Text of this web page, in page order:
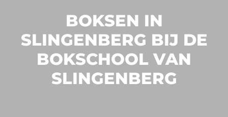
BOKSEN IN
SLINGENBERG BIJ DE
BOKSCHOOL VAN
SLINGENBERG